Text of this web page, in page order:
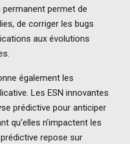
permet de
de corriger les bugs
aux évolutions
également les
Les ESN innovantes
prédictive pour anticiper
qu'elles n'impactent les
repose sur